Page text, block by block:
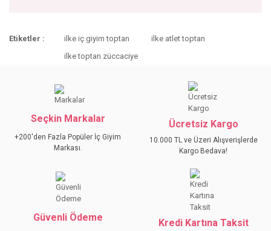
konularda yetersiz gördüğünüz noktaları öneri formunu
kullanarak tarafımıza iletebilirsiniz.
Ürün resmi kalitesiz, bozuk veya görüntülenemiyor.
Ürün açıklamasında eksik bilgiler bulunuyor.
Ürün fiyatı diğer sitelerden daha pahalı.
Etiketler : ilke iç giyim toptan
ilke atlet toptan
ilke toptan züccaciye
Seçkin Markalar
+200'den Fazla Popüler İç Giyim
Markası.
Ücretsiz Kargo
10.000 TL ve Üzeri Alışverişlerde
Kargo Bedava!
Güvenli Ödeme Kredi Kartına Taksit